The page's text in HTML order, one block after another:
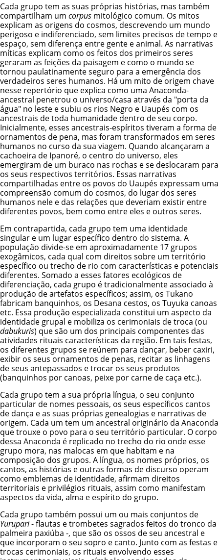
Cada grupo tem as suas próprias histórias, mas também
compartilham um corpus mitológico comum. Os mitos
explicam as origens do cosmos, descrevendo um mundo
perigoso e indiferenciado, sem limites precisos de tempo e
espaço, sem diferença entre gente e animal. As narrativas
míticas explicam como os feitos dos primeiros seres
geraram as feições da paisagem e como o mundo se
tornou paulatinamente seguro para a emergência dos
verdadeiros seres humanos. Há um mito de origem chave
nesse repertório que explica como uma Anaconda-
ancestral penetrou o universo/casa através da "porta da
água" no leste e subiu os rios Negro e Uaupés com os
ancestrais de toda humanidade dentro de seu corpo.
Inicialmente, esses ancestrais-espíritos tiveram a forma de
ornamentos de pena, mas foram transformados em seres
humanos no curso da sua viagem. Quando alcançaram a
cachoeira de Ipanoré, o centro do universo, eles
emergiram de um buraco nas rochas e se deslocaram para
os seus respectivos territórios. Essas narrativas
compartilhadas entre os povos do Uaupés expressam uma
compreensão comum do cosmos, do lugar dos seres
humanos nele e das relações que deveriam existir entre
diferentes povos, bem como entre eles e outros seres.
Em contrapartida, cada grupo tem uma identidade
singular e um lugar específico dentro do sistema. A
população divide-se em aproximadamente 17 grupos
exogâmicos, cada qual com direitos sobre um território
específico ou trecho de rio com características e potenciais
diferentes. Somado a esses fatores ecológicos de
diferenciação, cada grupo é tradicionalmente associado à
produção de artefatos específicos; assim, os Tukano
fabricam banquinhos, os Desana cestos, os Tuyuka canoas
etc. Essa produção especializada constitui um aspecto da
identidade grupal e mobiliza os cerimoniais de troca (ou
dabukuris) que são um dos principais componentes das
atividades rituais características da região. Em tais festas,
os diferentes grupos se reúnem para dançar, beber caxiri,
exibir os seus ornamentos de penas, recitar as linhagens
de seus antepassados e trocar os seus produtos
(banquinhos por canoas, peixe por carne de caça etc.).
Cada grupo tem a sua própria língua, o seu conjunto
particular de nomes pessoais, os seus específicos cantos
de dança e as suas próprias genealogias e narrativas de
origem. Cada um tem um ancestral originário da Anaconda
que trouxe o povo para o seu território particular. O corpo
dessa Anaconda é replicado no trecho do rio onde esse
grupo mora, nas malocas em que habitam e na
composição dos grupos. A língua, os nomes próprios, os
cantos, as histórias e outras formas de discurso operam
como emblemas de identidade, afirmam direitos
territoriais e privilégios rituais, assim como manifestam
aspectos da vida, alma e espírito do grupo.
Cada grupo também possui um ou mais conjuntos de
Yurupari- flautas e trombetes sagrados feitos do tronco da
palmeira paxiúba -, que são os ossos de seu ancestral e
que incorporam o seu sopro e canto. Junto com as festas e
trocas cerimoniais, os rituais envolvendo esses